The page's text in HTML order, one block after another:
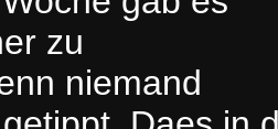
zu
niemand